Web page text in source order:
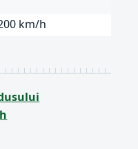
km/h